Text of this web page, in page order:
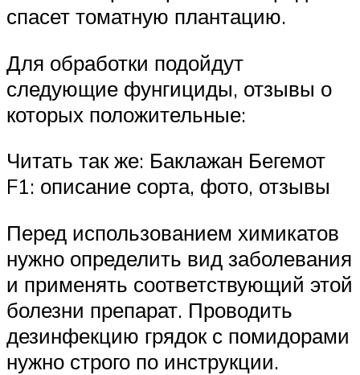
спасет томатную плантацию.
Для обработки подойдут
следующие фунгициды, отзывы о
которых положительные:
Читать так же: Баклажан Бегемот
F1: описание сорта, фото, отзывы
Перед использованием химикатов
нужно определить вид заболевания
и применять соответствующий этой
болезни препарат. Проводить
дезинфекцию грядок с помидорами
нужно строго по инструкции.